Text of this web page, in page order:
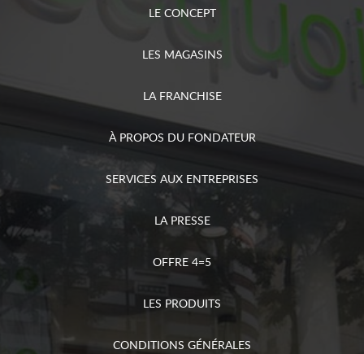
LE CONCEPT
LES MAGASINS
LA FRANCHISE
À PROPOS DU FONDATEUR
SERVICES AUX ENTREPRISES
LA PRESSE
OFFRE 4=5
LES PRODUITS
CONDITIONS GÉNÉRALES